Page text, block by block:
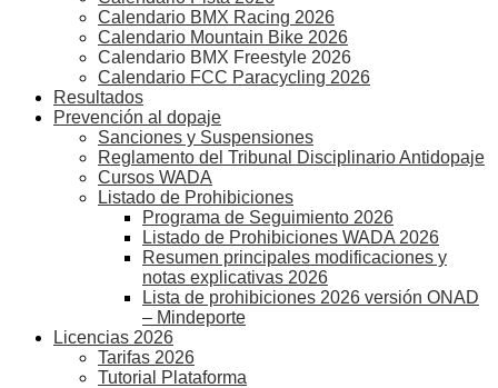
Calendario BMX Racing 2026
Calendario Mountain Bike 2026
Calendario BMX Freestyle 2026
Calendario FCC Paracycling 2026
Resultados
Prevención al dopaje
Sanciones y Suspensiones
Reglamento del Tribunal Disciplinario Antidopaje
Cursos WADA
Listado de Prohibiciones
Programa de Seguimiento 2026
Listado de Prohibiciones WADA 2026
Resumen principales modificaciones y
notas explicativas 2026
Lista de prohibiciones 2026 versión ONAD
– Mindeporte
Licencias 2026
Tarifas 2026
Tutorial Plataforma